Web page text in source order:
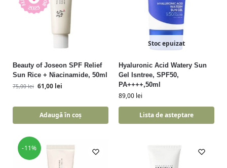
Beauty of Joseon SPF Relief
Sun Rice + Niacinamide, 50ml
75,00lei 61,00 lei
Adaugă în coș
Stoc epuizat
Hyaluronic Acid Watery Sun
Gel Isntree, SPF50,
PA++++,50ml
89,00 lei
Lista de asteptare
-11%